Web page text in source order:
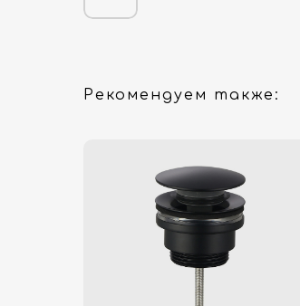
Рекомендуем также: